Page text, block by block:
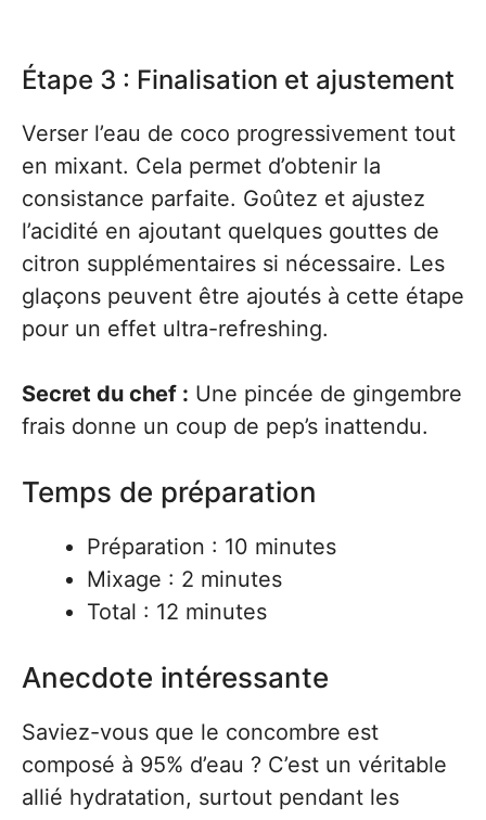
Étape 3 : Finalisation et ajustement
Verser l’eau de coco progressivement tout
en mixant. Cela permet d’obtenir la
consistance parfaite. Goûtez et ajustez
l’acidité en ajoutant quelques gouttes de
citron supplémentaires si nécessaire. Les
glaçons peuvent être ajoutés à cette étape
pour un effet ultra-refreshing.
Secret du chef : Une pincée de gingembre
frais donne un coup de pep’s inattendu.
Temps de préparation
Préparation : 10 minutes
Mixage : 2 minutes
Total : 12 minutes
Anecdote intéressante
Saviez-vous que le concombre est
composé à 95% d’eau ? C’est un véritable
allié hydratation, surtout pendant les